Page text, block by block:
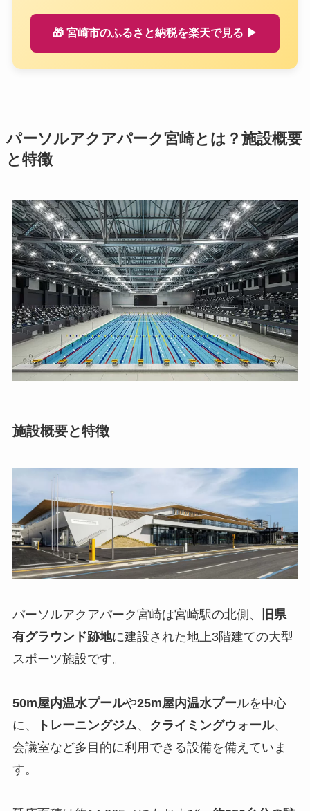
🎁 宮崎市のふるさと納税を楽天で見る ▶
パーソルアクアパーク宮崎とは？施設概要
と特徴
施設概要と特徴
パーソルアクアパーク宮崎は宮崎駅の北側、
旧県
有グラウンド跡地に建設された地上3階建ての大型
スポーツ施設です。
50m屋内温水プールや25m屋内温水プールを中心
に、
トレーニングジム、 クライミングウォール、
会議室など多目的に利用できる設備を備えていま
す。